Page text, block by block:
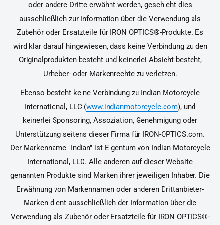
oder andere Dritte erwähnt werden, geschieht dies
ausschließlich zur Information über die Verwendung als
Zubehör oder Ersatzteile für IRON OPTICS®-Produkte. Es
wird klar darauf hingewiesen, dass keine Verbindung zu den
Originalprodukten besteht und keinerlei Absicht besteht,
Urheber- oder Markenrechte zu verletzen.
Ebenso besteht keine Verbindung zu Indian Motorcycle
International, LLC (www.indianmotorcycle.com), und
keinerlei Sponsoring, Assoziation, Genehmigung oder
Unterstützung seitens dieser Firma für IRON-OPTICS.com.
Der Markenname "Indian" ist Eigentum von Indian Motorcycle
International, LLC. Alle anderen auf dieser Website
genannten Produkte sind Marken ihrer jeweiligen Inhaber. Die
Erwähnung von Markennamen oder anderen Drittanbieter-
Marken dient ausschließlich der Information über die
Verwendung als Zubehör oder Ersatzteile für IRON OPTICS®-